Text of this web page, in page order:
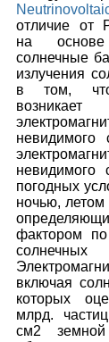
отличие от
на
солнечные
излучения
в том, что
невидимого
невидимого
погодных
ночью, летом
фактором
включая
которых
млрд.
см2